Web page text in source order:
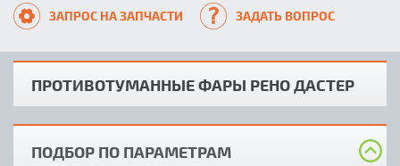
ЗАПРОС НА ЗАПЧАСТИ ЗАДАТЬ ВОПРОС
ПРОТИВОТУМАННЫЕ ФАРЫ РЕНО ДАСТЕР
ПОДБОР ПО ПАРАМЕТРАМ